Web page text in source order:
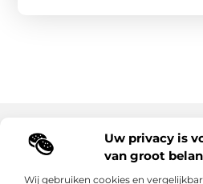
Uw privacy is
van groot
Wij gebruiken cookies en
Main Links